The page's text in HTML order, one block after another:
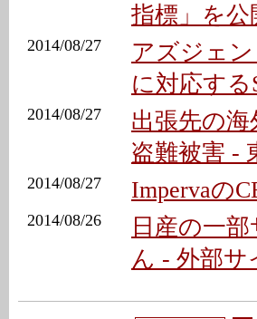
指標」を公
2014/08/27
アズジェ
に対応する
2014/08/27
出張先の
盗難被害 -
2014/08/27 Impervaの
2014/08/26
日産の一
ん - 外部サ